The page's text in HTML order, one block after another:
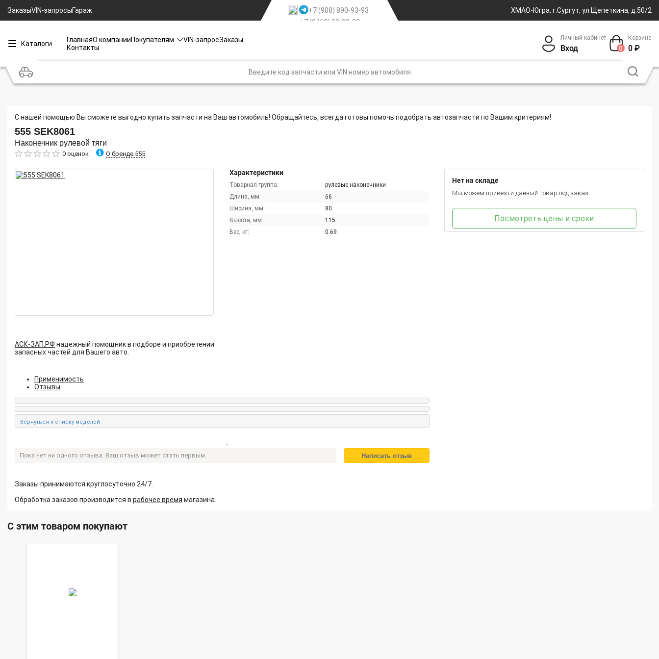
ЗаказыVIN-запросыГараж
+7 (908) 890-93-93
+7 (3462) 90-93-93
ХМАО-Югра, г.Сургут, ул.Щепеткина, д.50/2
Каталоги ГлавнаяО компанииПокупателям VIN-запросЗаказы
Контакты
Личный кабинет
Вход 0
Корзина
0 ₽
С нашей помощью Вы сможете выгодно купить запчасти на Ваш автомобиль! Обращайтесь, всегда готовы помочь подобрать автозапчасти по Вашим критериям!
555 SEK8061
Наконечник рулевой тяги
0 оценок О бренде 555
АСК-ЗАП.РФ надежный помощник в подборе и приобретении
запасных частей для Вашего авто.
Характеристики
Товарная группа:
рулевые наконечники
Длина, мм:
66
Ширина, мм:
80
Высота, мм:
115
Вес, кг:
0.69
Нет на складе
Мы можем привезти данный товар под заказ.
Посмотреть цены и сроки
Применимость
Отзывы
Пока нет ни одного отзыва. Ваш отзыв может стать первым.
Заказы принимаются круглосуточно 24/7.
Обработка заказов производится в рабочее время магазина.
С этим товаром покупают